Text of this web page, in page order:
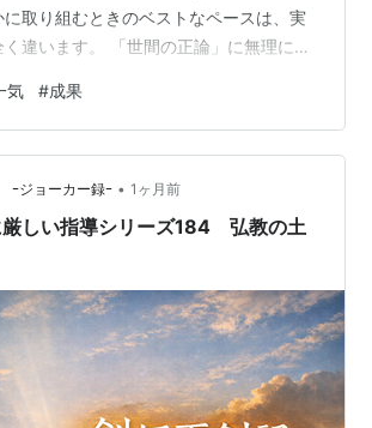
取り組むときのベストなペースは、実
違います。 「世間の正論」に無理に合
・デメリットを徹底比較！ それぞれの
体的な場面」や、両方のいいとこ取り
あなたにぴったりの目標達成法を分か
ます。 ***目次*** コツコツ型と一気に
のリアルな特徴 ・コツコツ型：仕組み
戦」タイプ ・一…
気 #成果
ｰジョーカー録ｰ • 1ヶ月前
厳しい指導シリーズ184 弘教の土